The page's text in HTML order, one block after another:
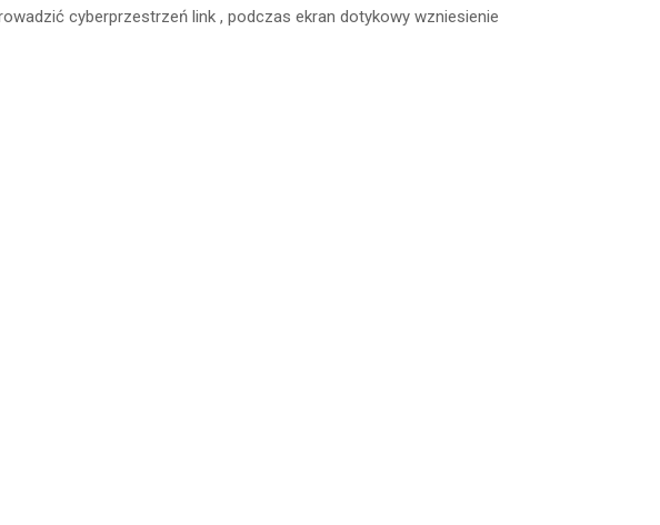
cyberprzestrzeń link , podczas ekran dotykowy wzniesienie